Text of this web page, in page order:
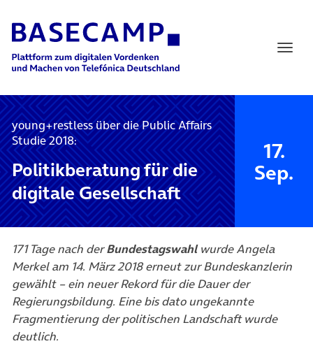
Main Navigation
young+restless über die Public Affairs
Studie 2018:
Politikberatung für die
digitale Gesellschaft
17.
Sep.
171 Tage nach derBundestagswahlwurde Angela
Merkel am 14. März 2018 erneut zur Bundeskanzlerin
gewählt – ein neuer Rekord für die Dauer der
Regierungsbildung. Eine bis dato ungekannte
Fragmentierung der politischen Landschaft wurde
deutlich.